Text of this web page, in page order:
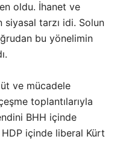
oldu. İhanet ve
tarzı idi. Solun
bu yönelimin
ve mücadele
toplantılarıyla
BHH içinde
HDP içinde liberal Kürt